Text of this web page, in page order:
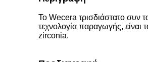
Το Wecera τρισδιάστατο συν
τεχνολογία παραγωγής,
zirconia.